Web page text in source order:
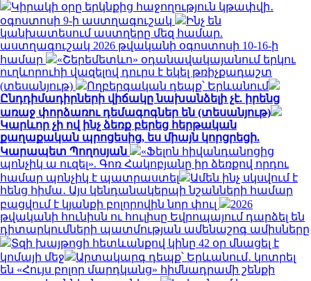
Կիրակի օրը երկնքից հաջողություն կթափվի․
օգոստոսի 9-ի աստղագուշակ
Ինչ են
կանխատեսում աստղերը մեզ համար.
աստղագուշակ 2026 թվականի օգոստոսի 10-16-ի
համար
«Շերեմետևո» օդանավակայանում երկու
ուղևորուհի վազելով դուրս է եկել թռիչքադաշտ
(տեսանյութ)
Ողբերգական դեպք՝ Երևանում
Ընդդիմադիրների վիճակը նախանձելի չէ. իրենց
առաջ փորձառու դեմագոգներ են (տեսանյութ)
Կարևոր չի ով ինչ ձեռք բերեց հերթական
քաղաքական պրոցեսից, ես միայն կորցրեցի.
Կարապետ Պողոսյան
«Ֆելոն հիվանդանոցից
պոնչիկ ա ուզել». Գոռ Հակոբյանը իր ձեռքով որդու
համար պոնչիկ է պատրաստել
Ամեն ինչ սկսվում է
հենց հիմա․ Այս կենդանակերպի նշանների համար
բացվում է կյանքի բոլորովին նոր փուլ
2026
թվականի հունիսն ու հուլիսը Եվրոպայում դարձել են
դիտարկումների պատմության ամենաշոգ ամիսները
Տզի խայթոցի հետևանքով կինը 42 օր մնացել է
կոմայի մեջ
Արտակարգ դեպք՝ Երևանում․ կոտրել
են «Հույս բոլոր մարդկանց» հիմնադրամի շենքի